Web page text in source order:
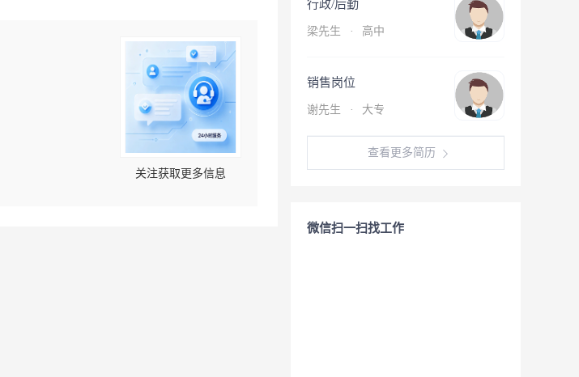
关注获取更多信息
行政/后勤
梁先生 · 高中
销售岗位
谢先生 · 大专
查看更多简历
微信扫一扫找工作